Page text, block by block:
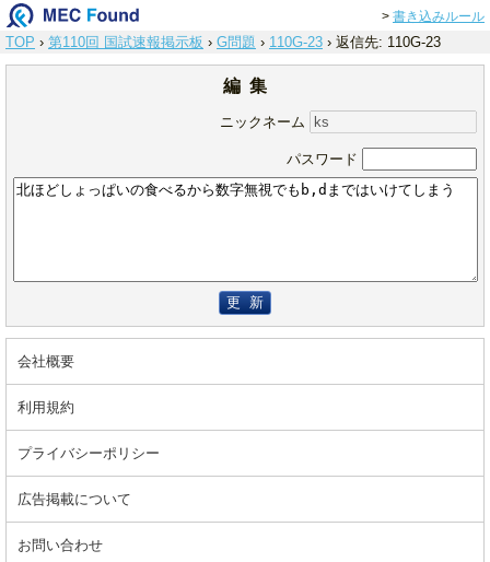
> 書き込みルール
TOP › 第110回 国試速報掲示板 › G問題 › 110G-23 › 返信先: 110G-23
編 集
ニックネーム
パスワード
更 新
会社概要
利用規約
プライバシーポリシー
広告掲載について
お問い合わせ